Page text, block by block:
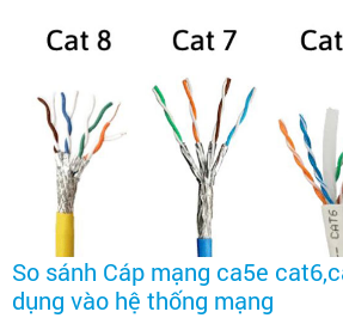
So sánh Cáp mạng ca5e
dụng vào hệ thống mạng